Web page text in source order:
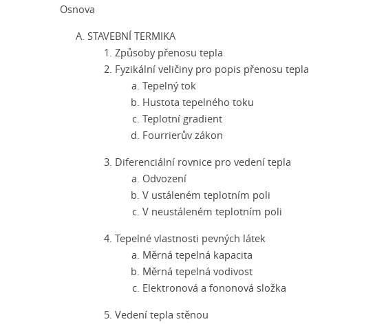
Osnova
STAVEBNÍ TERMIKA
Způsoby přenosu tepla
Fyzikální veličiny pro popis přenosu tepla
Tepelný tok
Hustota tepelného toku
Teplotní gradient
Fourrierův zákon
Diferenciální rovnice pro vedení tepla
Odvození
V ustáleném teplotním poli
V neustáleném teplotním poli
Tepelné vlastnosti pevných látek
Měrná tepelná kapacita
Měrná tepelná vodivost
Elektronová a fononová složka
Vedení tepla stěnou